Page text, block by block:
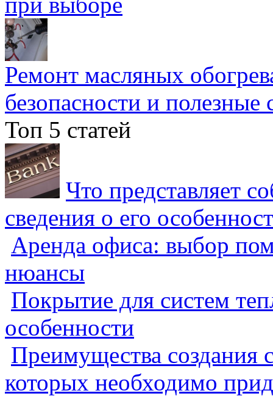
Ремонт масляных
безопасности и полезные
Топ 5 статей
Что представляет
сведения о его
Аренда офиса: выбор
нюансы
Покрытие для систем
особенности
Преимущества создания
которых необходимо